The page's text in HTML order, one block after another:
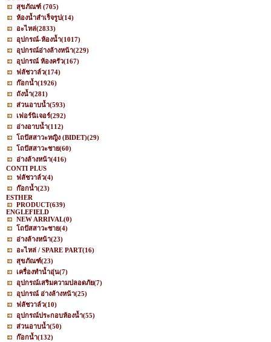
สุขภัณฑ์ (705)
ห้องน้ำสำเร็จรูป(14)
อะไหล่(2833)
อุปกรณ์-ห้องน้ำ(1017)
อุปกรณ์อ่างล้างหน้า(229)
อุปกรณ์ ห้องครัว(167)
ฟลัชวาล์ว(174)
ก๊อกน้ำ(1926)
ถังน้ำ(281)
ส่วนอาบน้ำ(593)
เฟอร์นิเจอร์(292)
อ่างอาบน้ำ(112)
โถปัสสาวะหญิง (BIDET)(29)
โถปัสสาวะชาย(60)
อ่างล้างหน้า(416)
CONTI PLUS
ฟลัชวาล์ว(4)
ก๊อกน้ำ(23)
ESTHER
PRODUCT(639)
ENGLEFIELD
NEW ARRIVAL(0)
โถปัสสาวะชาย(4)
อ่างล้างหน้า(23)
อะไหล่ / SPARE PART(16)
สุขภัณฑ์(23)
เครื่องทำน้ำอุ่น(7)
อุปกรณ์เสริมความปลอดภัย(7)
อุปกรณ์ อ่างล้างหน้า(25)
ฟลัชวาล์ว(10)
อุปกรณ์ประกอบห้องน้ำ(55)
ส่วนอาบน้ำ(50)
ก๊อกน้ำ(132)